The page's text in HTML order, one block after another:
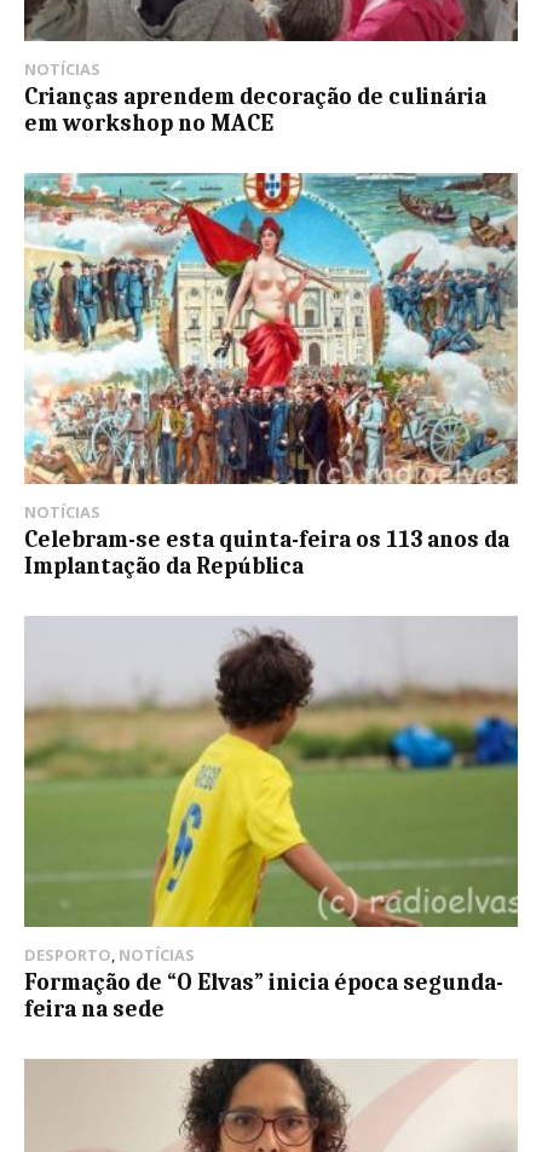
NOTÍCIAS
Crianças aprendem decoração de culinária
em workshop no MACE
NOTÍCIAS
Celebram-se esta quinta-feira os 113 anos da
Implantação da República
DESPORTO, NOTÍCIAS
Formação de “O Elvas” inicia época segunda-
feira na sede